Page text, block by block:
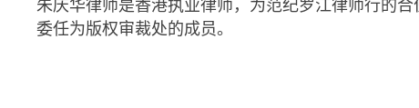
朱庆华律师是香港执业律师，为范纪罗江律师行的
委任为版权审裁处的成员。